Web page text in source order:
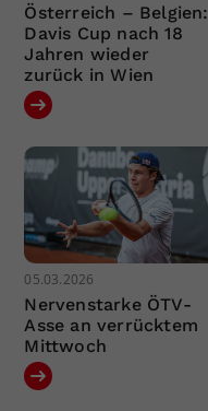
Österreich – Belgien:
Davis Cup nach 18
Jahren wieder
zurück in Wien
05.03.2026
Nervenstarke ÖTV-
Asse an verrücktem
Mittwoch